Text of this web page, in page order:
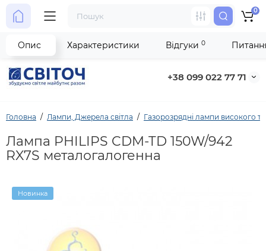
+38 099 022 77 71
0
Головна Лампи, Джерела світла Газорозрядні лампи високого
Лампа PHILIPS CDM-TD 150W/942
RX7S металогалогенна
Новинка
Опис Характеристики Відгуки 0